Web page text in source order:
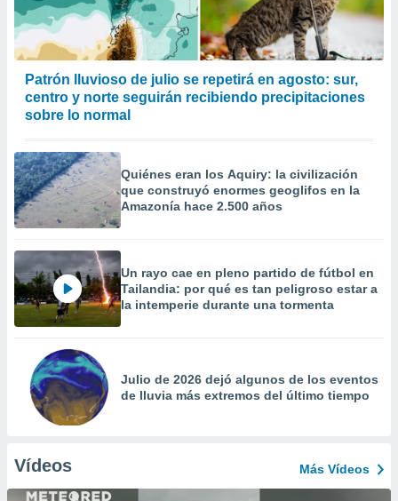
Patrón lluvioso de julio se repetirá en agosto: sur,
centro y norte seguirán recibiendo precipitaciones
sobre lo normal
Quiénes eran los Aquiry: la civilización
que construyó enormes geoglifos en la
Amazonía hace 2.500 años
Un rayo cae en pleno partido de fútbol en
Tailandia: por qué es tan peligroso estar a
la intemperie durante una tormenta
Julio de 2026 dejó algunos de los eventos
de lluvia más extremos del último tiempo
Vídeos Más Vídeos